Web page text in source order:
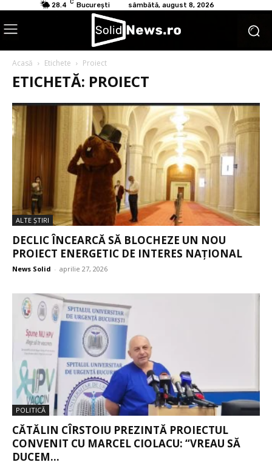
28.4 C București sâmbătă, august 8, 2026
Acasă Etichete Proiect
ETICHETĂ: PROIECT
ALTE ŞTIRI
DECLIC ÎNCEARCĂ SĂ BLOCHEZE UN NOU
PROIECT ENERGETIC DE INTERES NAȚIONAL
News Solid - aprilie 27, 2026
POLITICĂ
CĂTĂLIN CÎRSTOIU PREZINTĂ PROIECTUL
CONVENIT CU MARCEL CIOLACU: “VREAU SĂ
DUCEM...